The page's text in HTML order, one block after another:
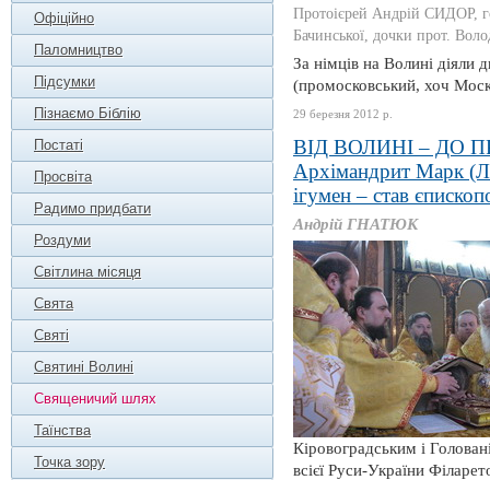
Офіційно
Паломництво
Підсумки
Пізнаємо Біблію
Постаті
Просвіта
Радимо придбати
Роздуми
Світлина місяця
Свята
Святі
Святині Волині
Священичий шлях
Таїнства
Точка зору
Протоієрей Андрій СИДОР,
Бачинської, дочки прот.
За німців на Волині діяли
(промосковський, хоч
29 березня 2012 р.
ВІД ВОЛИНІ – ДО
Архімандрит Марк
ігумен – став
Андрій ГНАТЮК
Кіровоградським і
всієї Руси-України